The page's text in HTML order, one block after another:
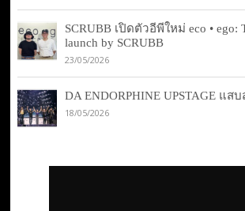
SCRUBB เปิดตัวอีพีใหม่ eco • ego:
launch by SCRUBB
23/05/2026
DA ENDORPHINE UPSTAGE แส
18/05/2026